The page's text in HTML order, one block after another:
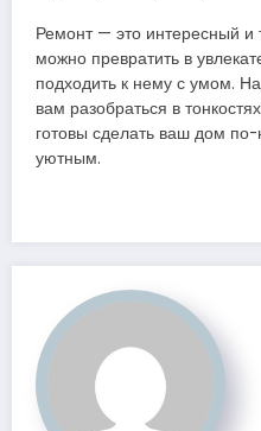
Ремонт — это интересный и
можно превратить в
подходить к нему с умом.
вам разобраться в
готовы сделать ваш дом
уютным.